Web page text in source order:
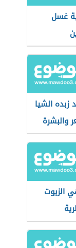
غسل
زبده الشيا
والبشرة
الزيوت